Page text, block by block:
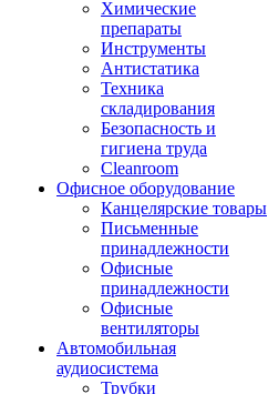
Химические
препараты
Инструменты
Aнтистатика
Техника
складирования
Безопасность и
гигиена труда
Cleanroom
Офисное оборудование
Канцелярские товары
Письменные
принадлежности
Офисные
принадлежности
Офисные
вентиляторы
Автомобильная
аудиосистема
Трубки